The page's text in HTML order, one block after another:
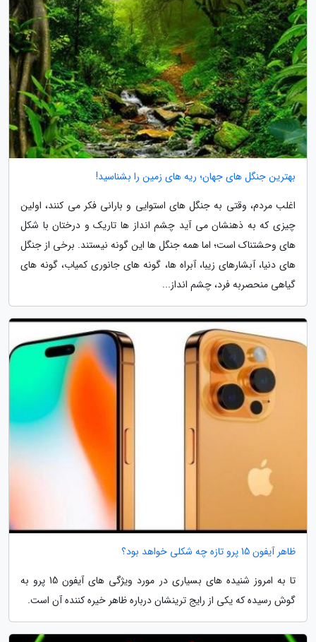
بهترین جنگل های جهان؛ ریه های زمین را بشناسید!
اغلب مردم، وقتی به جنگل های استوایی و بارانی فکر می کنند، اولین
چیزی که به ذهنشان می آید چشم انداز ها تاریک و درختان با شکل
های وحشتناک است؛ اما همه جنگل ها این گونه نیستند. برخی از جنگل
های دنیا، آبشارهای زیبا، آبراه ها، گونه های جانوری کمیاب، گونه های
گیاهی منحصربه فرد، چشم انداز...
ظاهر آیفون 15 پرو تازه چه شکلی خواهد بود؟
تا به امروز شنیده های بسیاری در مورد ویژگی های آیفون 15 پرو به
گوش رسیده که یکی از رایج ترینشان درباره ظاهر خیره کننده آن است.